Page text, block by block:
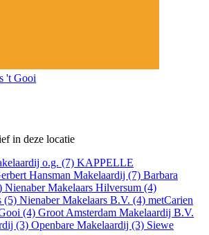
't Gooi
in deze locatie
o.g. (7) KAPPELLE
Hansman Makelaardij (7) Barbara
Nienaber Makelaars Hilversum (4)
(5) Nienaber Makelaars B.V. (4) metCarien
(4) Groot Amsterdam Makelaardij B.V.
(3) Openbare Makelaardij (3) Siewe